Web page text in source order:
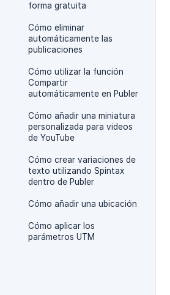
forma gratuita
Cómo eliminar
automáticamente las
publicaciones
Cómo utilizar la función
Compartir
automáticamente en Publer
Cómo añadir una miniatura
personalizada para videos
de YouTube
Cómo crear variaciones de
texto utilizando Spintax
dentro de Publer
Cómo añadir una ubicación
Cómo aplicar los
parámetros UTM